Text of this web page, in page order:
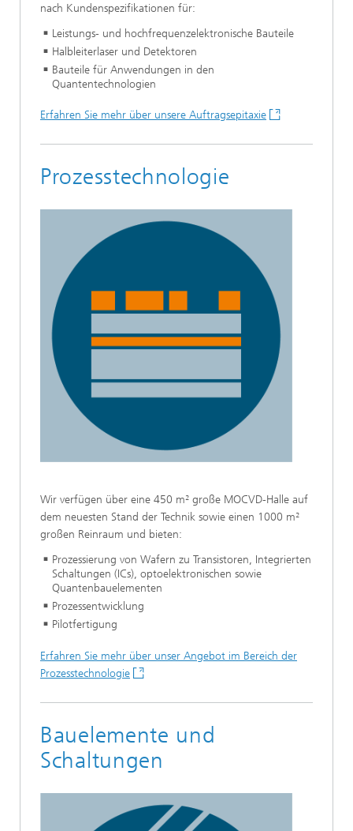
nach Kundenspezifikationen für:
Leistungs- und hochfrequenzelektronische Bauteile
Halbleiterlaser und Detektoren
Bauteile für Anwendungen in den
Quantentechnologien
Erfahren Sie mehr über unsere Auftragsepitaxie
Prozesstechnologie
Wir verfügen über eine 450 m² große MOCVD-Halle auf
dem neuesten Stand der Technik sowie einen 1000 m²
großen Reinraum und bieten:
Prozessierung von Wafern zu Transistoren, Integrierten
Schaltungen (ICs), optoelektronischen sowie
Quantenbauelementen
Prozessentwicklung
Pilotfertigung
Erfahren Sie mehr über unser Angebot im Bereich der
Prozesstechnologie
Bauelemente und
Schaltungen